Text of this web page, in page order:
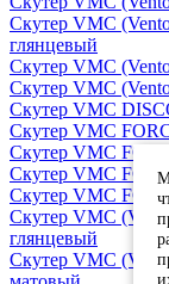
Скутер VMC
глянцевый
Скутер VMC
Скутер VMC
Скутер VMC
Скутер VMC
Скутер VMC
Скутер VMC
Скутер VMC
Скутер VMC
глянцевый
Скутер VMC